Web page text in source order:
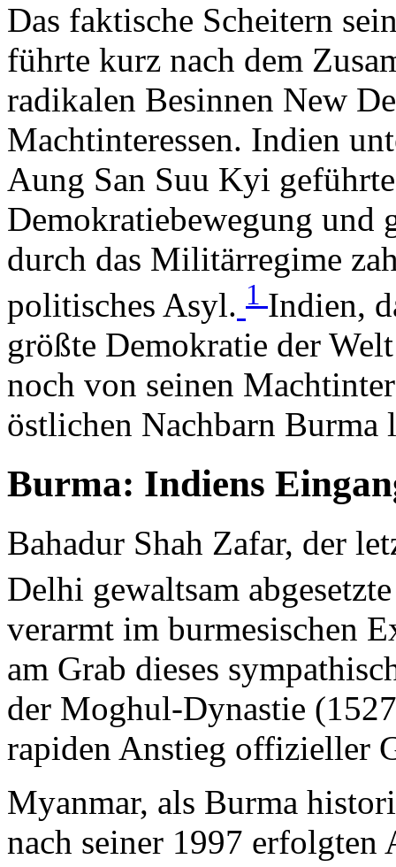
Das faktische Scheitern
führte kurz nach dem
radikalen Besinnen New
Machtinteressen. Indien
Aung San Suu Kyi
Demokratiebewegung und
durch das Militärregime
politisches Asyl. 1 Indien,
größte Demokratie der
noch von seinen
östlichen Nachbarn Burma
Burma: Indiens
Bahadur Shah Zafar, der
Delhi gewaltsam
verarmt im burmesischen
am Grab dieses
der Moghul-Dynastie
rapiden Anstieg offizieller
Myanmar, als Burma
nach seiner 1997